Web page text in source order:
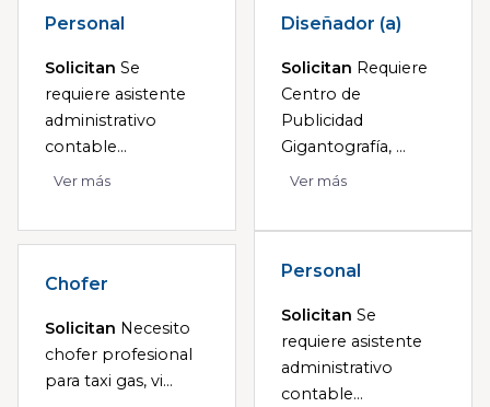
Personal
Solicitan Se
requiere asistente
administrativo
contable...
Ver más
Diseñador (a)
Solicitan Requiere
Centro de
Publicidad
Gigantografía, ...
Ver más
Chofer
Solicitan Necesito
chofer profesional
para taxi gas, vi...
Personal
Solicitan Se
requiere asistente
administrativo
contable...